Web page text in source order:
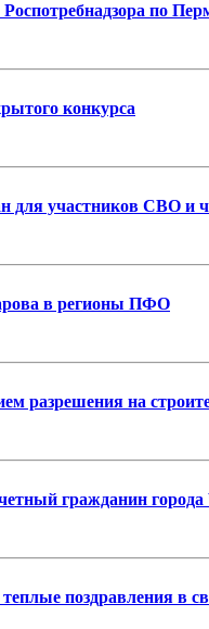
по
конкурса
для участников СВО и
в регионы ПФО
разрешения на
гражданин
поздравления в